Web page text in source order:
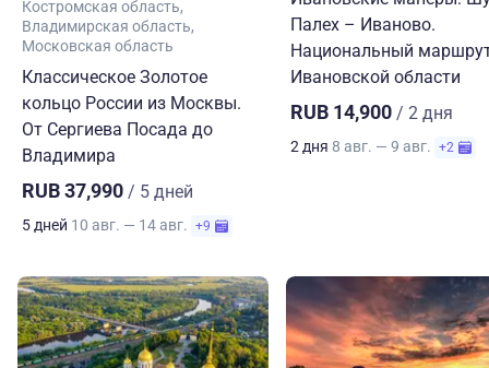
Костромская область
Владимирская область
Московская область
Классическое Золотое
кольцо России из Москвы.
От Сергиева Посада до
Владимира
RUB 37,990 / 5 дней
5 дней 10 авг. — 14 авг. +9
Палех – Иваново.
Национальный
Ивановской области
RUB 14,900 / 2 дня
2 дня 8 авг. — 9 авг. +2